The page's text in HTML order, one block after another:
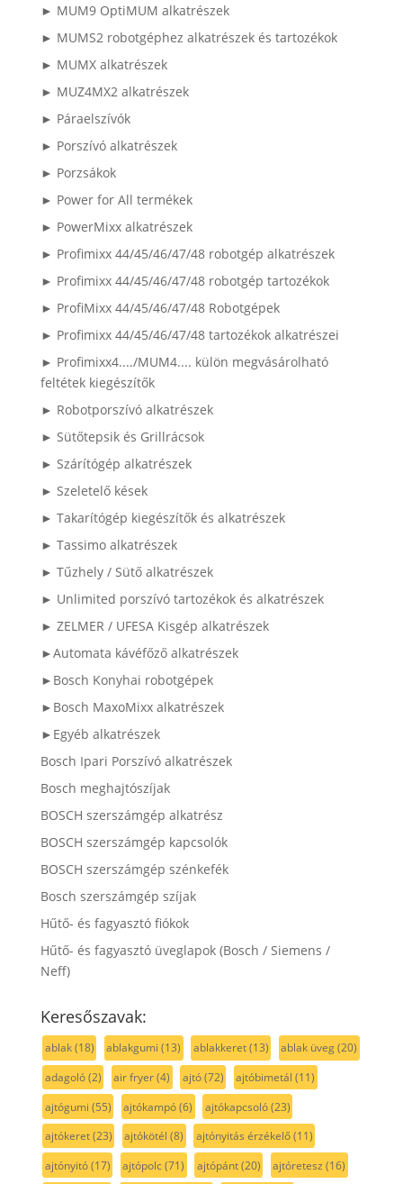
► MUM9 OptiMUM alkatrészek
► MUMS2 robotgéphez alkatrészek és tartozékok
► MUMX alkatrészek
► MUZ4MX2 alkatrészek
► Páraelszívók
► Porszívó alkatrészek
► Porzsákok
► Power for All termékek
► PowerMixx alkatrészek
► Profimixx 44/45/46/47/48 robotgép alkatrészek
► Profimixx 44/45/46/47/48 robotgép tartozékok
► ProfiMixx 44/45/46/47/48 Robotgépek
► Profimixx 44/45/46/47/48 tartozékok alkatrészei
► Profimixx4..../MUM4.... külön megvásárolható
feltétek kiegészítők
► Robotporszívó alkatrészek
► Sütőtepsik és Grillrácsok
► Szárítógép alkatrészek
► Szeletelő kések
► Takarítógép kiegészítők és alkatrészek
► Tassimo alkatrészek
► Tűzhely / Sütő alkatrészek
► Unlimited porszívó tartozékok és alkatrészek
► ZELMER / UFESA Kisgép alkatrészek
►Automata kávéfőző alkatrészek
►Bosch Konyhai robotgépek
►Bosch MaxoMixx alkatrészek
►Egyéb alkatrészek
Bosch Ipari Porszívó alkatrészek
Bosch meghajtószíjak
BOSCH szerszámgép alkatrész
BOSCH szerszámgép kapcsolók
BOSCH szerszámgép szénkefék
Bosch szerszámgép szíjak
Hűtő- és fagyasztó fiókok
Hűtő- és fagyasztó üveglapok (Bosch / Siemens /
Neff)
Keresőszavak:
ablak(18) ablakgumi (13) ablakkeret(13) ablak üveg(20)
adagoló(2) air fryer(4) ajtó(72) ajtóbimetál (11)
ajtógumi (55) ajtókampó(6) ajtókapcsoló(23)
ajtókeret(23) ajtókötél (8) ajtónyitás érzékelő(11)
ajtónyitó(17) ajtópolc(71) ajtópánt(20) ajtóretesz (16)